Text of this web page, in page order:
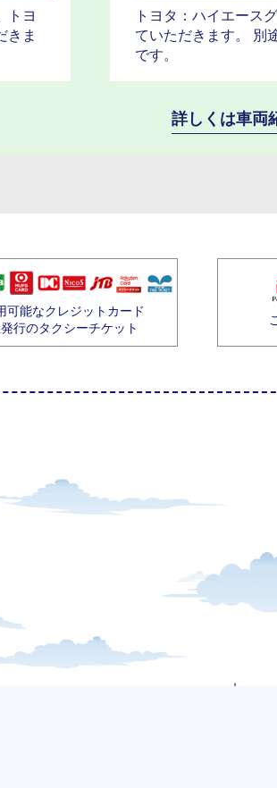
トヨ
きま
トヨタ：ハイエース
ていただきます。 別
です。
詳しくは車両
可能なクレジットカード
行のタクシーチケット